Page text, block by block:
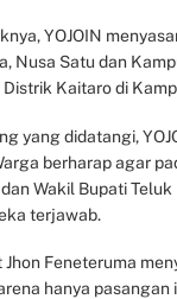
YOJOIN
Nusa Satu dan
Kaitaro di
yang didatangi,
berharap agar
Wakil Bupati
terjawab.
Feneteruma
hanya